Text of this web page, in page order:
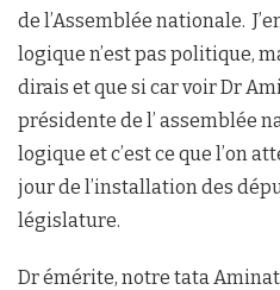
de l’Assemblée nationale.
logique n’est pas politique,
dirais et que si car voir Dr
présidente de l’ assemblée
logique et c’est ce que l’on
jour de l’installation des
législature.
Dr émérite, notre tata